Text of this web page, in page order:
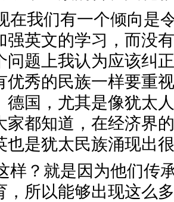
在我们有一个倾向是
强英文的学习，而没
问题上我认为应该纠
优秀的民族一样要重
德国，尤其是像犹太
家都知道，在经济界
也是犹太民族涌现出
样？就是因为他们传
，所以能够出现这么